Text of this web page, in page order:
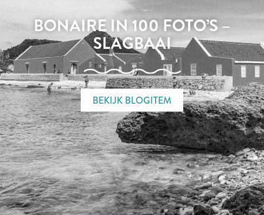
BONAIRE IN 100 FOTO’S –
SLAGBAAI
BEKIJK BLOGITEM